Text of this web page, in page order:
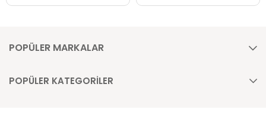
POPÜLER MARKALAR
POPÜLER KATEGORİLER